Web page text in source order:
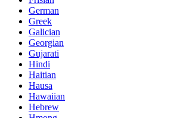
German
Greek
Galician
Georgian
Gujarati
Hindi
Haitian
Hausa
Hawaiian
Hebrew